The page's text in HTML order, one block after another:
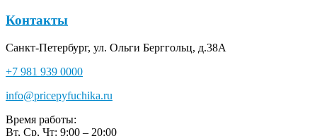
Контакты
Санкт-Петербург, ул. Ольги Берггольц, д.38А
+7 981 939 0000
info@pricepyfuchika.ru
Время работы:
Вт, Ср, Чт: 9:00 – 20:00